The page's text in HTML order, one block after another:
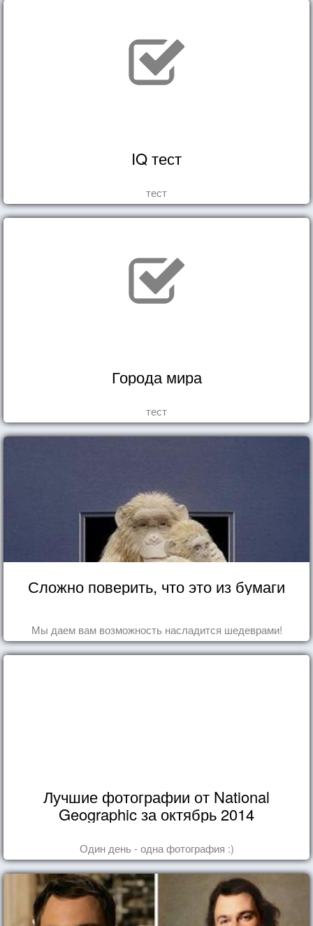
IQ тест
тест
Города мира
тест
Сложно поверить, что это из бумаги
Мы даем вам возможность насладится шедеврами!
Лучшие фотографии от National
Geographic за октябрь 2014
Один день - одна фотография :)